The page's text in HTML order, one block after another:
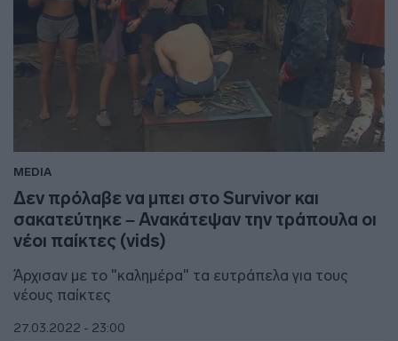
MEDIA
Δεν πρόλαβε να μπει στο Survivor και
σακατεύτηκε – Ανακάτεψαν την τράπουλα οι
νέοι παίκτες (vids)
Άρχισαν με το "καλημέρα" τα ευτράπελα για τους
νέους παίκτες
27.03.2022 - 23:00